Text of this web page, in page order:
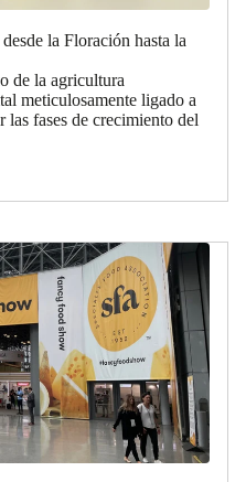
la Floración hasta la
de la agricultura
meticulosamente ligado a
las fases de crecimiento del